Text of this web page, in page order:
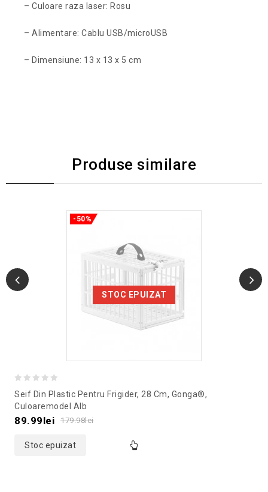
– Culoare raza laser: Rosu
– Alimentare: Cablu USB/microUSB
– Dimensiune: 13 x 13 x 5 cm
Produse similare
STOC EPUIZAT
-50%
out
of
Seif Din Plastic Pentru Frigider, 28 Cm, Gonga®,
Culoaremodel Alb
179.98lei
89.99lei
Stoc epuizat